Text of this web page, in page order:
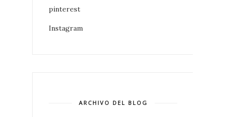
pinterest
Instagram
ARCHIVO DEL BLOG